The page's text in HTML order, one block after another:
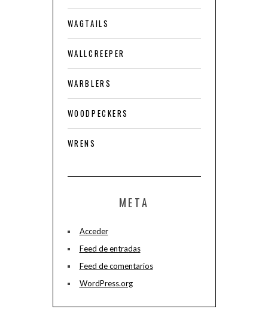
WAGTAILS
WALLCREEPER
WARBLERS
WOODPECKERS
WRENS
META
Acceder
Feed de entradas
Feed de comentarios
WordPress.org